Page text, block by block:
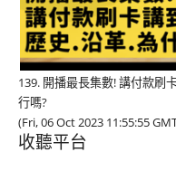
139. 開播最長集數! 講付款刷
行嗎?
(Fri, 06 Oct 2023 11:55:55
收聽平台